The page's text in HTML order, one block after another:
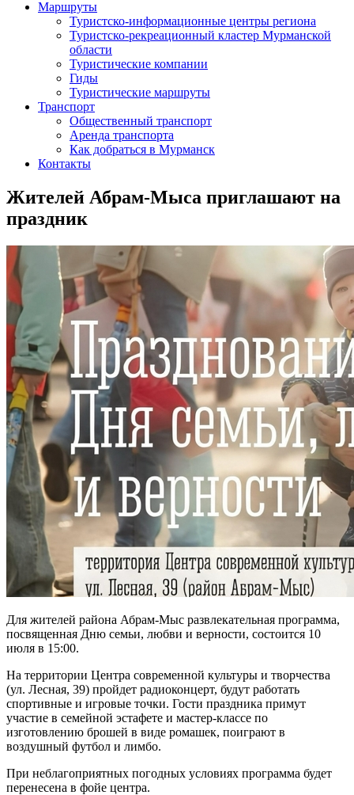
Маршруты
Туристско-информационные центры региона
Туристско-рекреационный кластер Мурманской
области
Туристические компании
Гиды
Туристические маршруты
Транспорт
Общественный транспорт
Аренда транспорта
Как добраться в Мурманск
Контакты
Жителей Абрам-Мыса приглашают на
праздник
Для жителей района Абрам-Мыс развлекательная программа,
посвященная Дню семьи, любви и верности, состоится 10
июля в 15:00.
На территории Центра современной культуры и творчества
(ул. Лесная, 39) пройдет радиоконцерт, будут работать
спортивные и игровые точки. Гости праздника примут
участие в семейной эстафете и мастер-классе по
изготовлению брошей в виде ромашек, поиграют в
воздушный футбол и лимбо.
При неблагоприятных погодных условиях программа будет
перенесена в фойе центра.